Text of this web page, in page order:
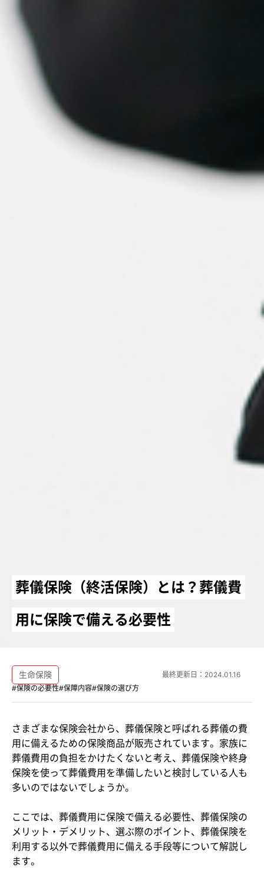
葬儀保険（終活保険）とは？葬儀費
用に保険で備える必要性
生命保険
#保険の必要性#保障内容#保険の選び方
最終更新日： 2024.01.16
さまざまな保険会社から、葬儀保険と呼ばれる葬儀の費
用に備えるための保険商品が販売されています。家族に
葬儀費用の負担をかけたくないと考え、葬儀保険や終身
保険を使って葬儀費用を準備したいと検討している人も
多いのではないでしょうか。
ここでは、葬儀費用に保険で備える必要性、葬儀保険の
メリット・デメリット、選ぶ際のポイント、葬儀保険を
利用する以外で葬儀費用に備える手段等について解説し
ます。